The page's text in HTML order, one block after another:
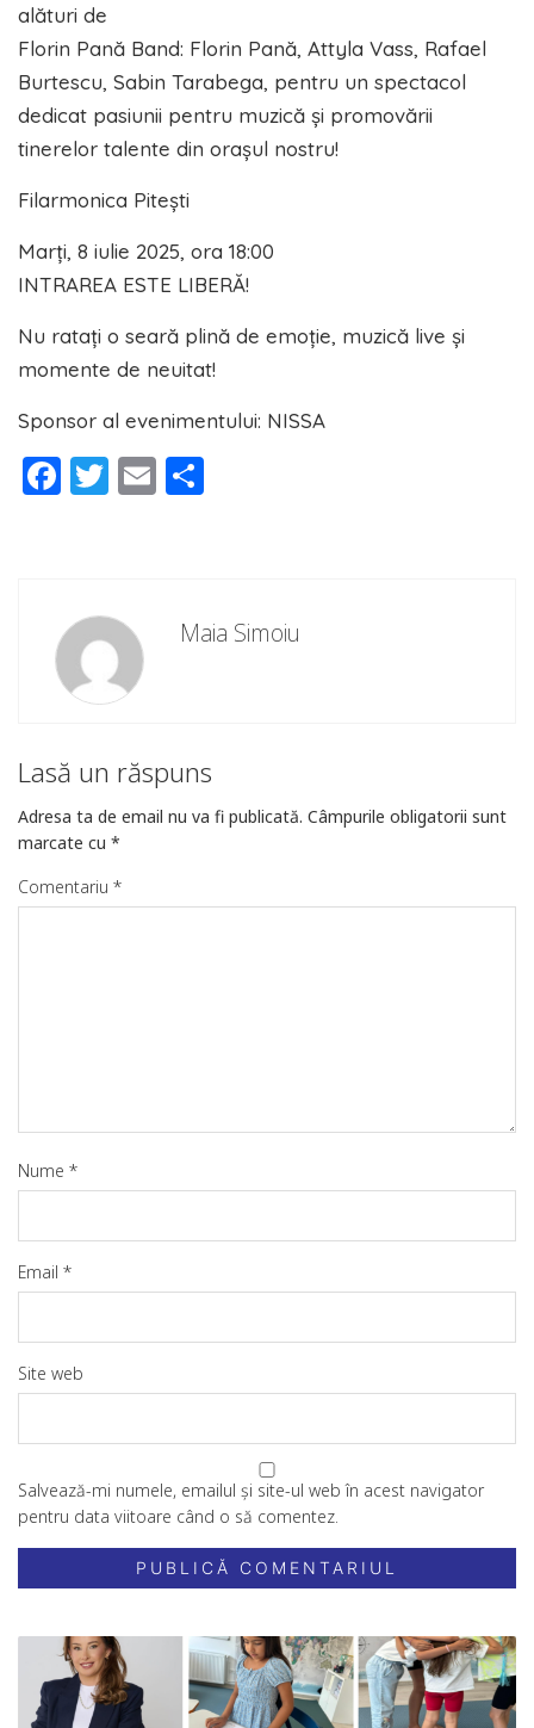
alături de
Florin Pană Band: Florin Pană, Attyla Vass, Rafael
Burtescu, Sabin Tarabega, pentru un spectacol
dedicat pasiunii pentru muzică și promovării
tinerelor talente din orașul nostru!
Filarmonica Pitești
Marți, 8 iulie 2025, ora 18:00
INTRAREA ESTE LIBERĂ!
Nu ratați o seară plină de emoție, muzică live și
momente de neuitat!
Sponsor al evenimentului: NISSA
Facebook
Twitter
Email
Maia Simoiu
Lasă un răspuns
Adresa ta de email nu va fi publicată. Câmpurile obligatorii sunt
marcate cu *
Comentariu *
Nume *
Email *
Site web
Salvează-mi numele, emailul și site-ul web în acest navigator
pentru data viitoare când o să comentez.